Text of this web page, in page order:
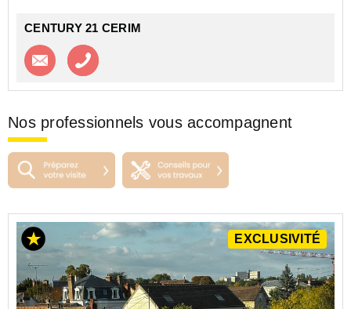
CENTURY 21 CERIM
Contacter l'agence
Nos professionnels vous accompagnent
EXCLUSIVITÉ